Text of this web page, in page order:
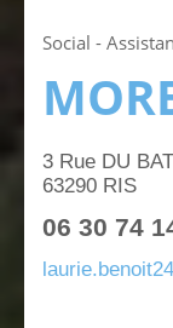
Social -
3 Rue DU
63290 RIS
06 30 74
laurie.benoit24